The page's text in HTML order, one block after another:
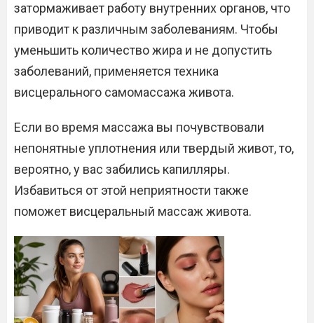
затормаживает работу внутренних органов, что
приводит к различным заболеваниям. Чтобы
уменьшить количество жира и не допустить
заболеваний, применяется техника
висцерального самомассажа живота.
Если во время массажа вы почувствовали
непонятные уплотнения или твердый живот, то,
вероятно, у вас забились капилляры.
Избавиться от этой неприятности также
поможет висцеральный массаж живота.